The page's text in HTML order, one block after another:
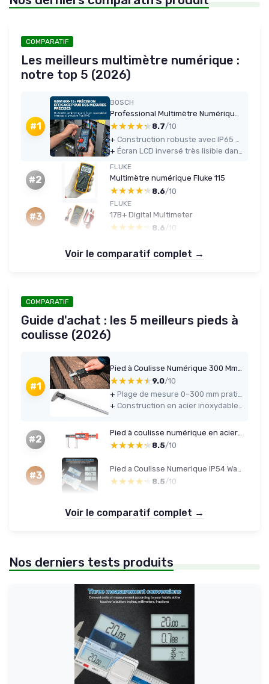
COMPARATIF
Les meilleurs multimètre numérique :
notre top 5 (2026)
#1
BOSCH
★★★★★
★★★★★ 8.7/10
+
+
#2
FLUKE
Multimètre numérique Fluke 115
★★★★★
★★★★★ 8.6/10
#3
FLUKE
17B+ Digital Multimeter
★★★★★
★★★★★ 8.6 /10
Voir le comparatif complet →
COMPARATIF
Guide d'achat : les 5 meilleurs pieds à
coulisse (2026)
#1 ★★★★★
★★★★★ 9.0/10
+
+
#2 ★★★★★
★★★★★ 8.5/10
#3 ★★★★★
★★★★★ 8.5/10
Voir le comparatif complet →
Nos derniers tests produits